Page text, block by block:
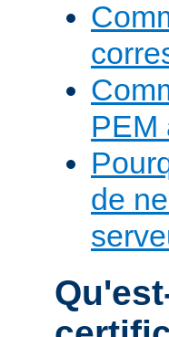
PEM
de